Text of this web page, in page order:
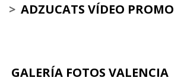
> ADZUCATS VÍDEO PROMO
GALERÍA FOTOS VALENCIA